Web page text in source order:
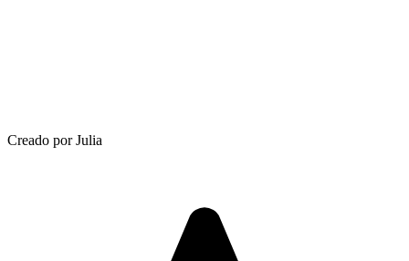
Creado por Julia